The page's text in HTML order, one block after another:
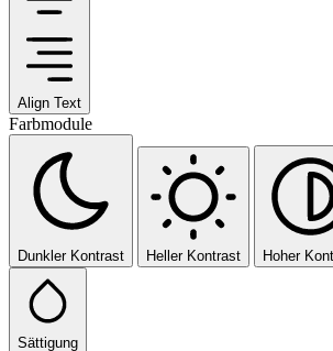
Align Text
Farbmodule
Dunkler Kontrast Heller Kontrast Hoher
Sättigung